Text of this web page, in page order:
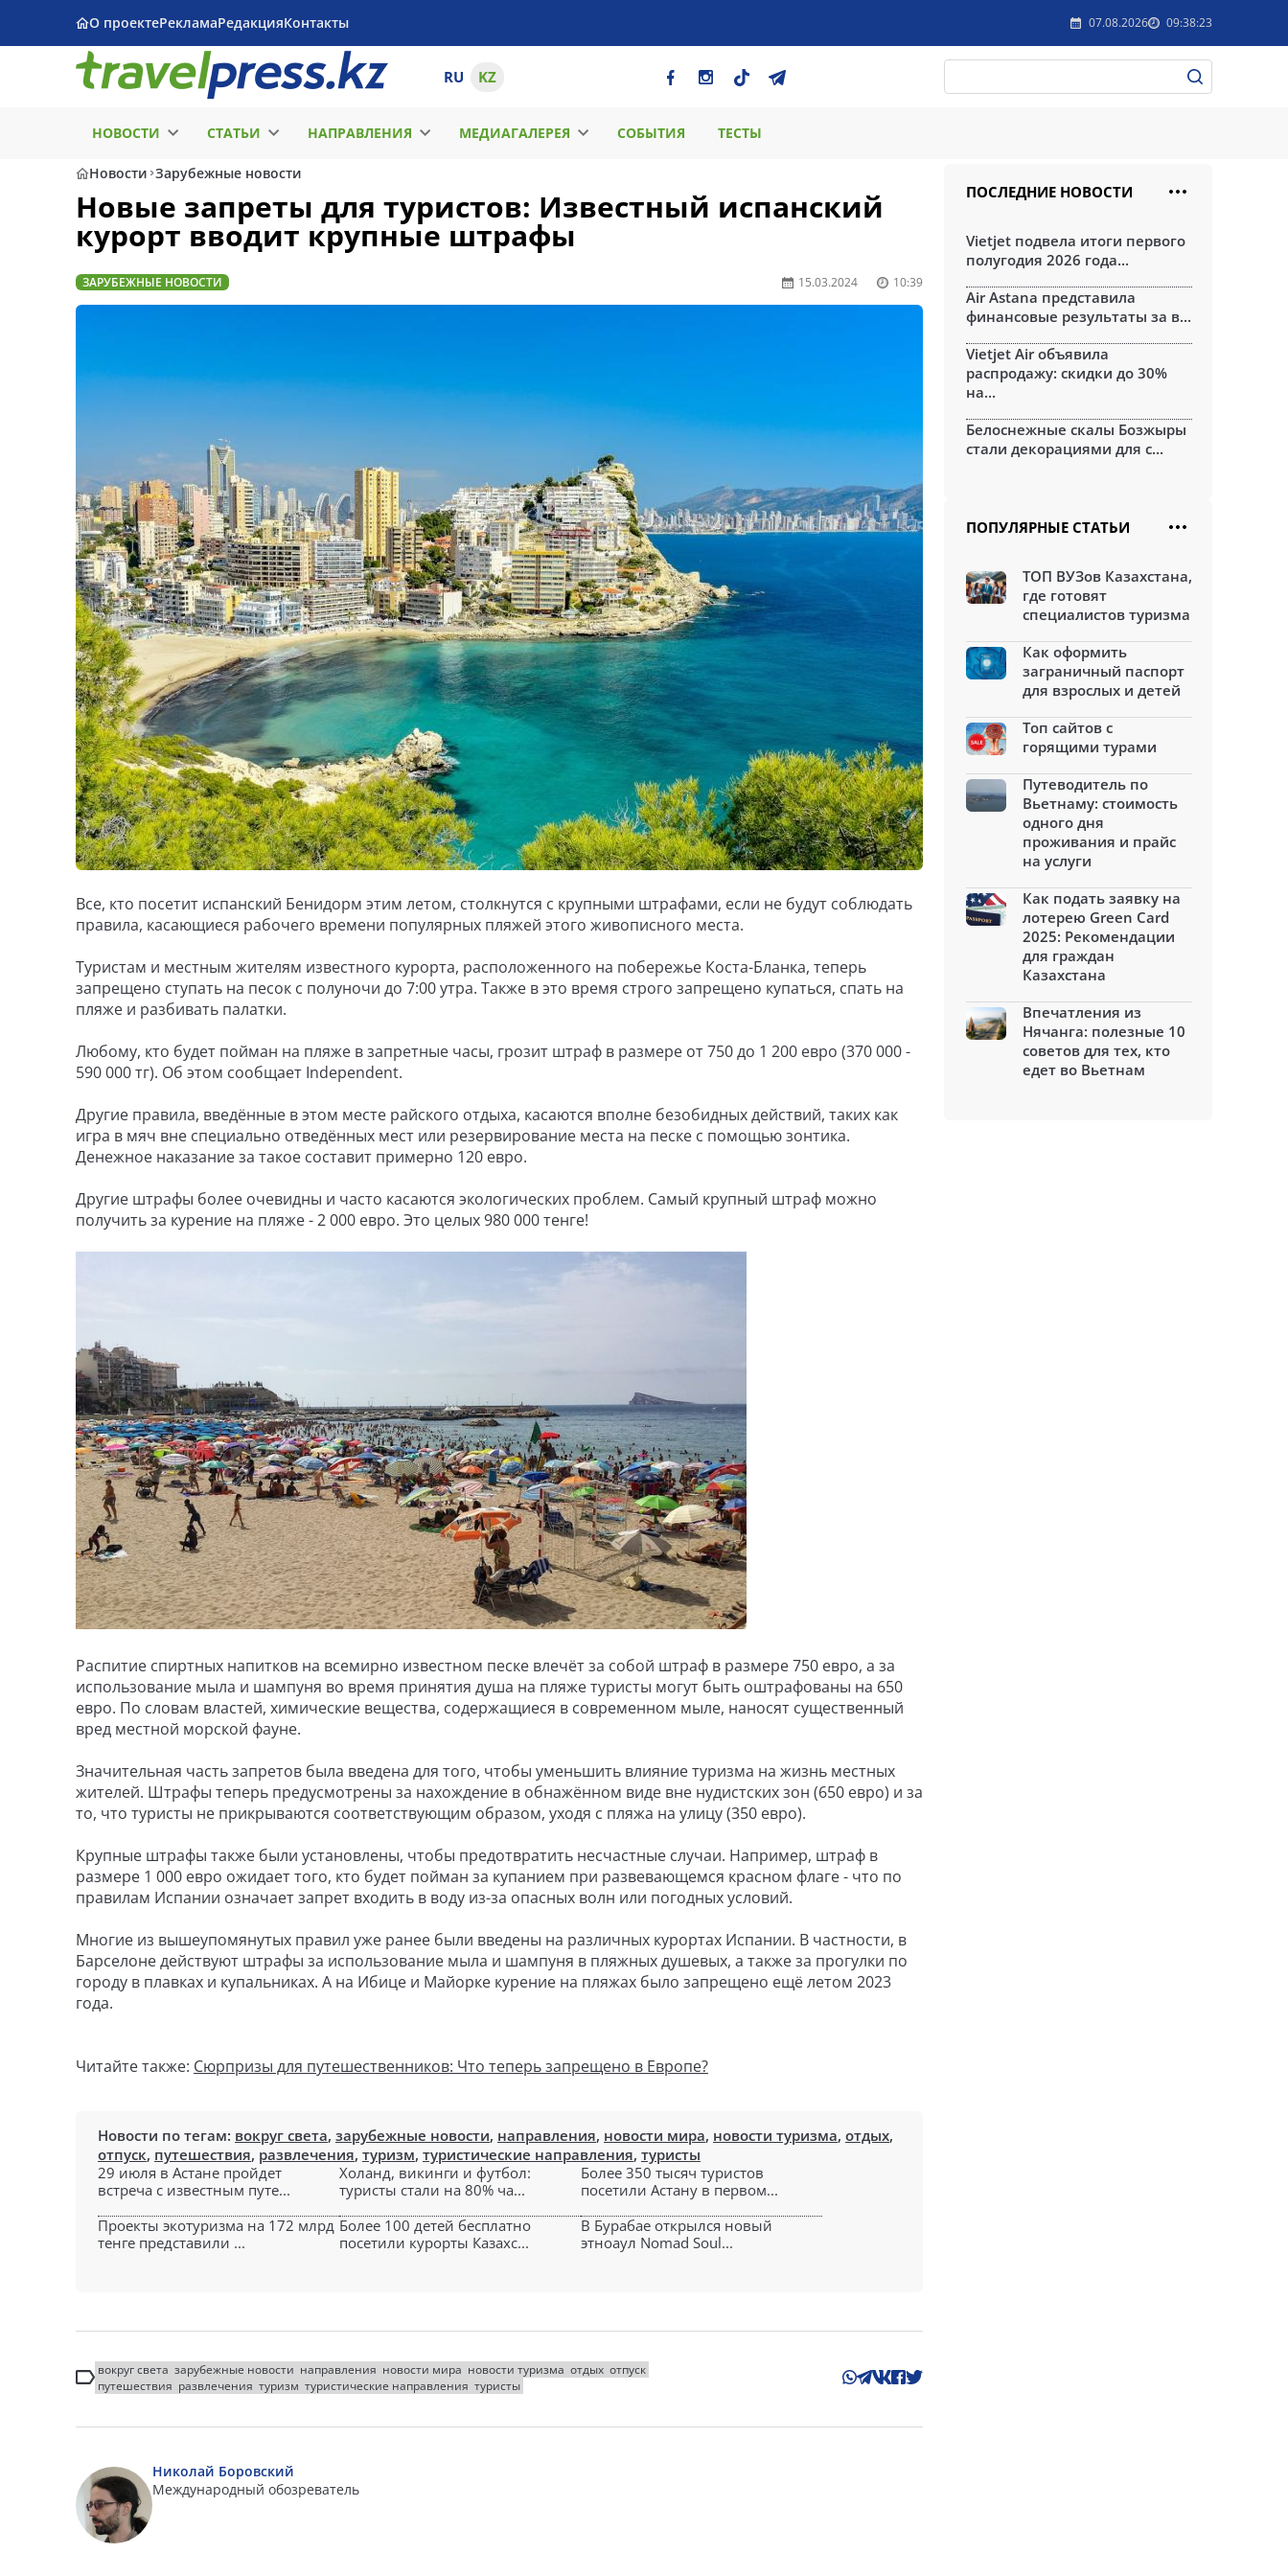
О проектеРекламаРедакцияКонтакты 07.08.2026 09:38:23
RU KZ
НОВОСТИ СТАТЬИ НАПРАВЛЕНИЯ МЕДИАГАЛЕРЕЯ СОБЫТИЯ ТЕСТЫ
Новости Зарубежные новости
Новые запреты для туристов: Известный испанский
курорт вводит крупные штрафы
ЗАРУБЕЖНЫЕ НОВОСТИ 15.03.2024 10:39
Все, кто посетит испанский Бенидорм этим летом, столкнутся с крупными штрафами, если не будут соблюдать
правила, касающиеся рабочего времени популярных пляжей этого живописного места.
Туристам и местным жителям известного курорта, расположенного на побережье Коста-Бланка, теперь
запрещено ступать на песок с полуночи до 7:00 утра. Также в это время строго запрещено купаться, спать на
пляже и разбивать палатки.
Любому, кто будет пойман на пляже в запретные часы, грозит штраф в размере от 750 до 1 200 евро (370 000 -
590 000 тг). Об этом сообщает Independent.
Другие правила, введённые в этом месте райского отдыха, касаются вполне безобидных действий, таких как
игра в мяч вне специально отведённых мест или резервирование места на песке с помощью зонтика.
Денежное наказание за такое составит примерно 120 евро.
Другие штрафы более очевидны и часто касаются экологических проблем. Самый крупный штраф можно
получить за курение на пляже - 2 000 евро. Это целых 980 000 тенге!
Распитие спиртных напитков на всемирно известном песке влечёт за собой штраф в размере 750 евро, а за
использование мыла и шампуня во время принятия душа на пляже туристы могут быть оштрафованы на 650
евро. По словам властей, химические вещества, содержащиеся в современном мыле, наносят существенный
вред местной морской фауне.
Значительная часть запретов была введена для того, чтобы уменьшить влияние туризма на жизнь местных
жителей. Штрафы теперь предусмотрены за нахождение в обнажённом виде вне нудистских зон (650 евро) и за
то, что туристы не прикрываются соответствующим образом, уходя с пляжа на улицу (350 евро).
Крупные штрафы также были установлены, чтобы предотвратить несчастные случаи. Например, штраф в
размере 1 000 евро ожидает того, кто будет пойман за купанием при развевающемся красном флаге - что по
правилам Испании означает запрет входить в воду из-за опасных волн или погодных условий.
Многие из вышеупомянутых правил уже ранее были введены на различных курортах Испании. В частности, в
Барселоне действуют штрафы за использование мыла и шампуня в пляжных душевых, а также за прогулки по
городу в плавках и купальниках. А на Ибице и Майорке курение на пляжах было запрещено ещё летом 2023
года.
Читайте также: Сюрпризы для путешественников: Что теперь запрещено в Европе?
Новости по тегам: вокруг света, зарубежные новости, направления, новости мира, новости туризма, отдых,
отпуск, путешествия, развлечения, туризм, туристические направления, туристы
29 июля в Астане пройдет
встреча с известным путе...
Холанд, викинги и футбол:
туристы стали на 80% ча...
Более 350 тысяч туристов
посетили Астану в первом...
Проекты экотуризма на 172 млрд
тенге представили ...
Более 100 детей бесплатно
посетили курорты Казахс...
В Бурабае открылся новый
этноаул Nomad Soul...
вокруг света зарубежные новости направления новости мира новости туризма отдых отпуск
путешествия развлечения туризм туристические направления туристы
Николай Боровский
Международный обозреватель
ПОСЛЕДНИЕ НОВОСТИ
Vietjet подвела итоги первого
полугодия 2026 года...
Air Astana представила
финансовые результаты за в...
Vietjet Air объявила
распродажу: скидки до 30%
на...
Белоснежные скалы Бозжыры
стали декорациями для с...
ПОПУЛЯРНЫЕ СТАТЬИ
ТОП ВУЗов Казахстана,
где готовят
специалистов туризма
Как оформить
заграничный паспорт
для взрослых и детей
Топ сайтов с
горящими турами
Путеводитель по
Вьетнаму: стоимость
одного дня
проживания и прайс
на услуги
Как подать заявку на
лотерею Green Card
2025: Рекомендации
для граждан
Казахстана
Впечатления из
Нячанга: полезные 10
советов для тех, кто
едет во Вьетнам